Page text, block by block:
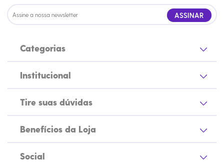
ASSINAR
Categorias
Institucional
Tire suas dúvidas
Benefícios da Loja
Social